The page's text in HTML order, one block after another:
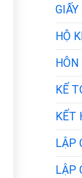
HỘ
KẾ
KẾT
LẬP
LẬP